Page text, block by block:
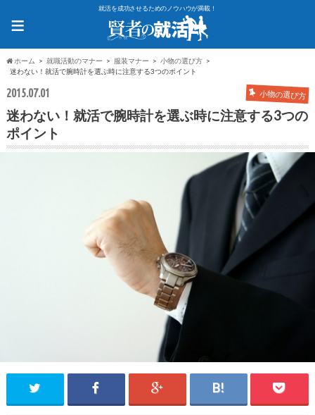
就活を成功させるためのノウハウが満載！
≡
ホーム 就職活動のマナー 服装マナー
小物の選び方
迷わない！就活で腕時計を選ぶ時に注意する3つのポイント
2015.07.01 小物の選び方
迷わない！就活で腕時計を選ぶ時に注意する3つの
ポイント